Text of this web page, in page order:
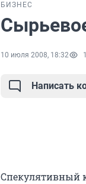
БИЗНЕС
10 июля 2008, 18:32
Написать
Спекулятивный